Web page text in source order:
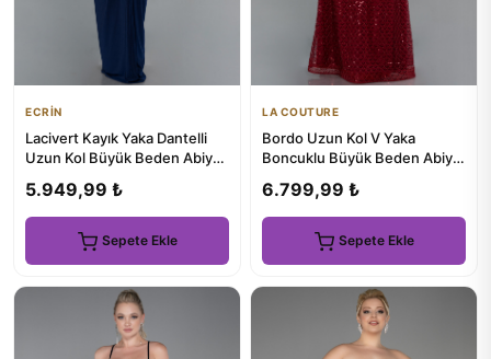
ECRİN
Lacivert Kayık Yaka Dantelli
Uzun Kol Büyük Beden Abiye
5.949,99 ₺
Sepete Ekle
LA COUTURE
Bordo Uzun Kol V Yaka
Boncuklu Büyük Beden Abiye
6.799,99 ₺
Sepete Ekle